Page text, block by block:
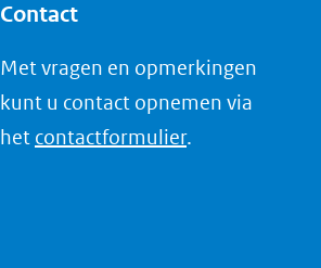
Contact
Met vragen en opmerkingen
kunt u contact opnemen via
het contactformulier.